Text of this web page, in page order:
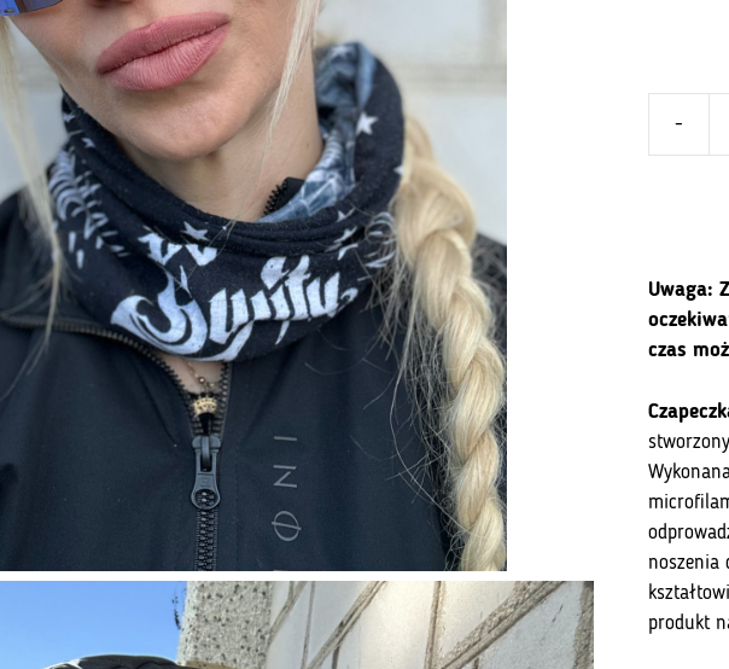
-
Uwaga:
czas
noszenia
produkt